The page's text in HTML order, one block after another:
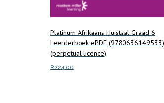
Platinum Afrikaans Huistaal Graad 6
Leerderboek ePDF (9780636149533)
(perpetual licence)
R224.00